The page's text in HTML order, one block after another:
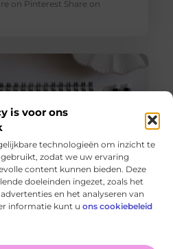
is voor ons
technologieën om inzicht te
zodat we uw ervaring
content kunnen bieden. Deze
doeleinden ingezet, zoals het
en het analyseren van
informatie kunt u ons cookiebeleid
on Pinterest Share on
van kalenders voor jouw
op: Share on X (Twitter)